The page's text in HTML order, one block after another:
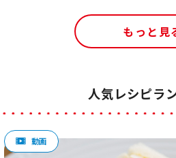
もっと見
人気レシピラ